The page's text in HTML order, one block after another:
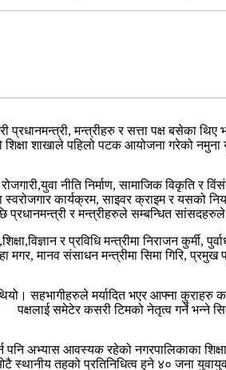
प्रधानमन्त्री, मन्त्रीहरु र सत्ता पक्ष
शिक्षा शाखाले पहिलो पटक आयोजना गरेको
नीति निर्माण, सामाजिक विकृति र
स्वरोजगार कार्यक्रम, साइवर क्राइम र
प्रधानमन्त्री र मन्त्रीहरुले सम्बन्धित
र प्रविधि मन्त्रीमा निराजन कुर्मी,
मगर, मानव संसाधन मन्त्रीमा सिमा गिरि,
सहभागीहरुले मर्यादित भएर आफ्ना
पक्षलाई समेटेर कसरी टिमको नेतृत्व गर्ने भन्ने
पनि अभ्यास आवस्यक रहेको नगरपालिकाका
स्थानीय तहको प्रतिनिधित्व हुने ४० जना